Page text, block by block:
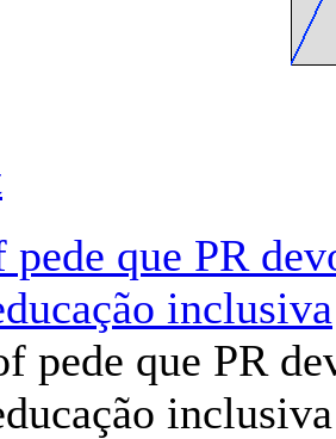
pede que PR
inclusiva